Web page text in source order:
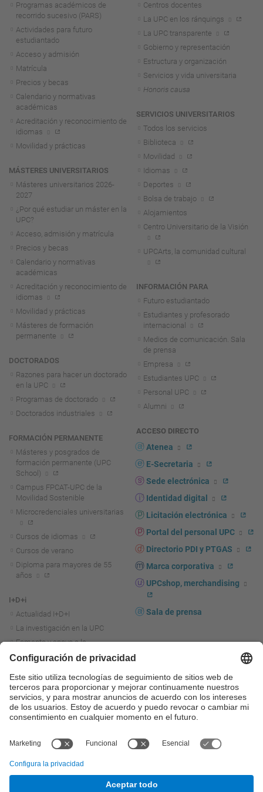
Programas académicos de
recorrido sucesivo (PARS)
Actividades para futuro
estudiantado
Acceso y admisión
Matrícula
Precios y becas
Calendario y normativas
académicas
Acreditación y reconocimiento de
idiomas
Movilidad y prácticas
MÁSTERES UNIVERSITARIOS
Másteres universitarios 2026-
2027
¿Por qué estudiar un máster en la
UPC?
Acceso, admisión y matrícula
Precios y becas
Calendario y normativas
académicas
Acreditación y reconocimiento de
idiomas
Movilidad y prácticas
Másteres de formación
permanente
DOCTORADOS
Razones para hacer un doctorado
en la UPC
Programas de doctorado
Doctorados industriales
FORMACIÓN PERMANENTE
Másteres y posgrados de
formación permanente (UPC
School)
Campus FPCAT-UPC de la
Movilidad Sostenible
Microcredenciales universitarias
Cursos de idiomas
Cursos de verano
Diploma para mayores de 55
años
I+D+i
Actualidad I+D+I
La investigación en la UPC
Fomento y apoyo a la
investigación
emprendimiento y la innovación
en la UPC
Fomento y apoyo a la
transferencia, el emprendimiento
Servicios a las empresas
Servicios Científico-técnicos
Centros docentes
La UPC en los ránquings
La UPC transparente
Gobierno y representación
Estructura y organización
Servicios y vida universitaria
Honoris causa
SERVICIOS UNIVERSITARIOS
Todos los servicios
Biblioteca
Movilidad
Idiomas
Deportes
Bolsa de trabajo
Alojamientos
Centro Universitario de la Visión
UPCArts, la comunidad cultural
INFORMACIÓN PARA
Futuro estudiantado
Estudiantes y profesorado
internacional
Medios de comunicación. Sala
de prensa
Empresa
Estudiantes UPC
Personal UPC
Alumni
ACCESO DIRECTO
Atenea
E-Secretaria
Sede electrónica
Identidad digital
Licitación electrónica
Portal del personal UPC
Directorio PDI y PTGAS
Marca corporativa
UPCshop, merchandising
Sala de prensa
Universitat Politècnica de Catalunya - BarcelonaTech